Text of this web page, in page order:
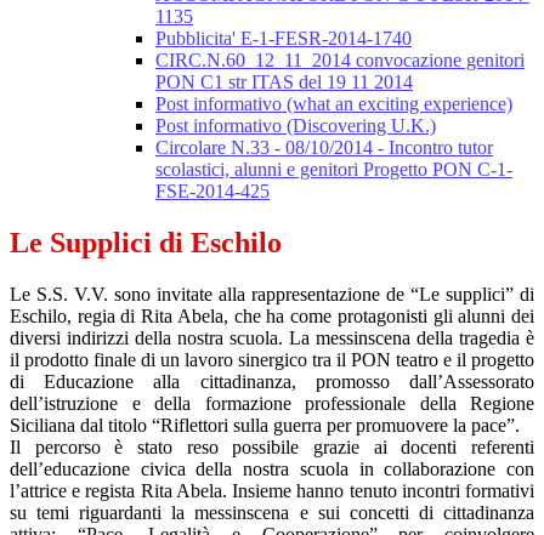
1135
Pubblicita' E-1-FESR-2014-1740
CIRC.N.60_12_11_2014 convocazione genitori
PON C1 str ITAS del 19 11 2014
Post informativo (what an exciting experience)
Post informativo (Discovering U.K.)
Circolare N.33 - 08/10/2014 - Incontro tutor
scolastici, alunni e genitori Progetto PON C-1-
FSE-2014-425
Le Supplici di Eschilo
Le S.S. V.V. sono invitate alla rappresentazione de “Le supplici” di
Eschilo, regia di Rita Abela, che ha come protagonisti gli alunni dei
diversi indirizzi della nostra scuola. La messinscena della tragedia è
il prodotto finale di un lavoro sinergico tra il PON teatro e il progetto
di Educazione alla cittadinanza, promosso dall’Assessorato
dell’istruzione e della formazione professionale della Regione
Siciliana dal titolo “Riflettori sulla guerra per promuovere la pace”.
Il percorso è stato reso possibile grazie ai docenti referenti
dell’educazione civica della nostra scuola in collaborazione con
l’attrice e regista Rita Abela. Insieme hanno tenuto incontri formativi
su temi riguardanti la messinscena e sui concetti di cittadinanza